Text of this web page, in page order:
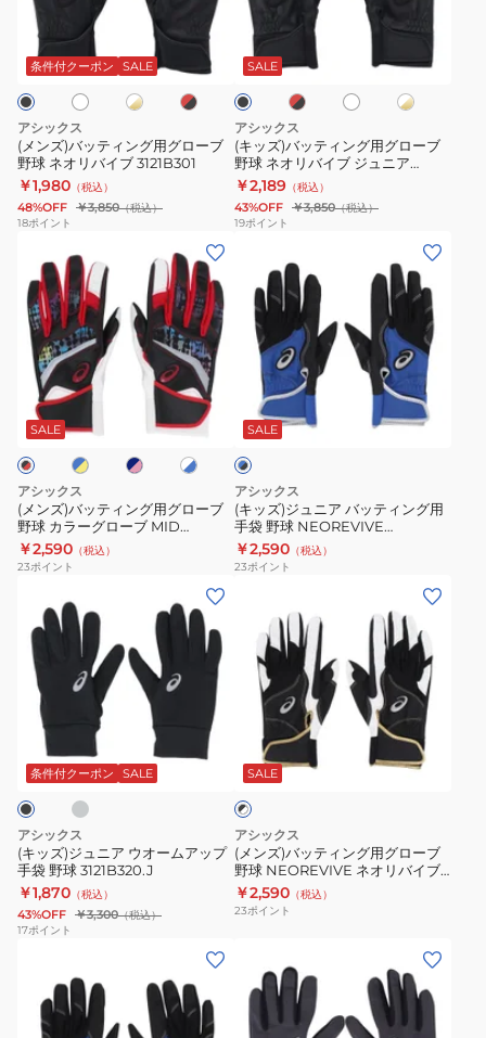
ン
グ
用
グ
ロ
ー
ブ
ネ
オ
リ
ブ
3121B301
条件付クーポン SALE
ワ
イ
レ
ッ
ド
×
ブ
ラ
アシックス
(メンズ)バッティング用グローブ
野球 ネオリバイブ 3121B301
￥1,980 （税込）
48%OFF ￥3,850（税込）
18ポイント
テ
ン
グ
用
グ
ロ
ー
ブ
ブ
ジ
ュ
ニ
ア
3121B301
SALE
ブ
ラ
ッ
レ
ッ
ド
×
ブ
ッ
ク
ホ
ワ
イ
ホ
ワ
イ
ト
×
ゴ
ー
ル
ド
アシックス
(キッズ)バッティング用グローブ
野球 ネオリバイブ ジュニア
3121B301
￥2,189 （税込）
43%OFF ￥3,850（税込）
19ポイント
ズ)
バ
ッ
ン
グ
用
グ
ロ
ー
球
カ
ロ
ブ
MID
3121B319
SALE
ネ
イ
ビ
ホ
ワ
イ
ト
×
ブ
アシックス
(メンズ)バッティング用グローブ
野球 カラーグローブ MID
3121B319
￥2,590 （税込）
23ポイント
ズ)
バ
ッ
テ
ィ
ン
グ
NEOREVIVE
3121B301.401.J
SALE
ブ
ル
ブ
ラ
ッ
ク
アシックス
(キッズ)ジュニア バッティング用
手袋 野球 NEOREVIVE
3121B301.401.J
￥2,590 （税込）
23ポイント
ズ)
ウ
オ
ー
ム
ア
ッ
プ
条件付クーポン SALE
アシックス
(キッズ)ジュニア ウオームアップ
手袋 野球 3121B320.J
￥1,870 （税込）
43%OFF ￥3,300（税込）
17ポイント
ン
グ
用
グ
ロ
ー
NEOREVIVE
ネ
SALE
ブ
ラ
ッ
×
ホ
ワ
イ
ト
アシックス
(メンズ)バッティング用グローブ
野球 NEOREVIVE ネオリバイブ
3121B301.002
￥2,590 （税込）
23ポイント
ズ)
野